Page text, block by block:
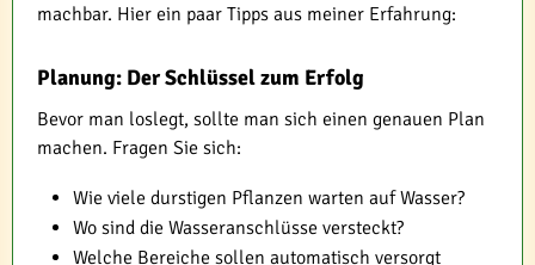
machbar. Hier ein paar Tipps aus meiner Erfahrung:
Planung: Der Schlüssel zum Erfolg
Bevor man loslegt, sollte man sich einen genauen Plan
machen. Fragen Sie sich:
Wie viele durstigen Pflanzen warten auf Wasser?
Wo sind die Wasseranschlüsse versteckt?
Welche Bereiche sollen automatisch versorgt